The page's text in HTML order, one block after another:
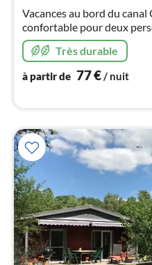
Vacances au bord du
confortable pour deux
compagnon à quatre
se détendre. Parfait pour
Très durable
à partir de 77€/ nuit